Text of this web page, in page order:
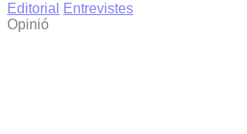
Editorial
Entrevistes
Opinió